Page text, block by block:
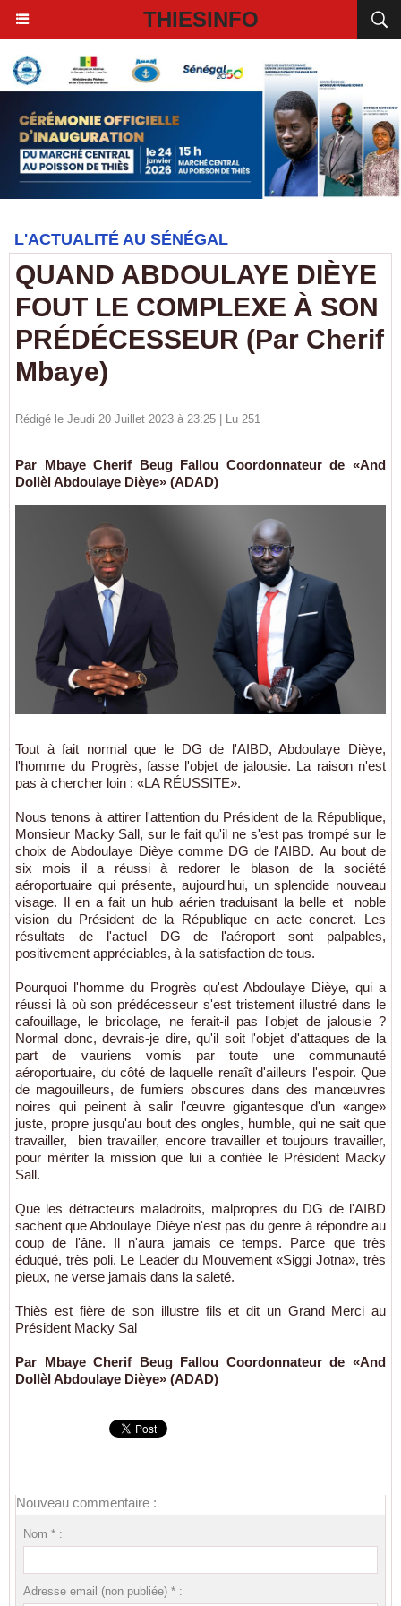
THIESINFO
L'ACTUALITÉ AU SÉNÉGAL
​QUAND ABDOULAYE DIÈYE
FOUT LE COMPLEXE À SON
PRÉDÉCESSEUR (Par Cherif
Mbaye)
Rédigé le Jeudi 20 Juillet 2023 à 23:25 | Lu 251
Par Mbaye Cherif Beug Fallou Coordonnateur de «And
Dollèl Abdoulaye Dièye» (ADAD)
Tout à fait normal que le DG de l'AIBD, Abdoulaye Dièye,
l'homme du Progrès, fasse l'objet de jalousie. La raison n'est
pas à chercher loin : «LA RÉUSSITE».
Nous tenons à attirer l'attention du Président de la République,
Monsieur Macky Sall, sur le fait qu'il ne s'est pas trompé sur le
choix de Abdoulaye Dièye comme DG de l'AIBD. Au bout de
six mois il a réussi à redorer le blason de la société
aéroportuaire qui présente, aujourd'hui, un splendide nouveau
visage. Il en a fait un hub aérien traduisant la belle et noble
vision du Président de la République en acte concret. Les
résultats de l'actuel DG de l'aéroport sont palpables,
positivement appréciables, à la satisfaction de tous.
Pourquoi l'homme du Progrès qu'est Abdoulaye Dièye, qui a
réussi là où son prédécesseur s'est tristement illustré dans le
cafouillage, le bricolage, ne ferait-il pas l'objet de jalousie ?
Normal donc, devrais-je dire, qu'il soit l'objet d'attaques de la
part de vauriens vomis par toute une communauté
aéroportuaire, du côté de laquelle renaît d'ailleurs l'espoir. Que
de magouilleurs, de fumiers obscures dans des manœuvres
noires qui peinent à salir l'œuvre gigantesque d'un «ange»
juste, propre jusqu'au bout des ongles, humble, qui ne sait que
travailler, bien travailler, encore travailler et toujours travailler,
pour mériter la mission que lui a confiée le Président Macky
Sall.
Que les détracteurs maladroits, malpropres du DG de l'AIBD
sachent que Abdoulaye Dièye n'est pas du genre à répondre au
coup de l'âne. Il n'aura jamais ce temps. Parce que très
éduqué, très poli. Le Leader du Mouvement «Siggi Jotna», très
pieux, ne verse jamais dans la saleté.
Thiès est fière de son illustre fils et dit un Grand Merci au
Président Macky Sal
Par Mbaye Cherif Beug Fallou Coordonnateur de «And
Dollèl Abdoulaye Dièye» (ADAD)
Nouveau commentaire :
Nom * :
Adresse email (non publiée) * :